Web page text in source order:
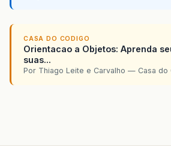
CASA DO CODIGO
Orientacao a Objetos: Aprenda
suas...
Por Thiago Leite e Carvalho — Casa do